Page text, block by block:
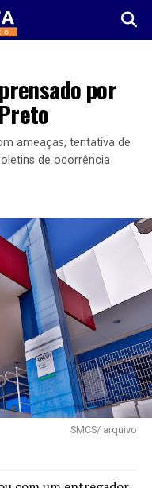
por
ameaças, tentativa de
de ocorrência
SMCS/ arquivo